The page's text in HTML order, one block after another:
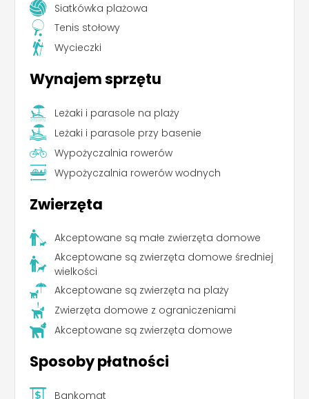
Siatkówka plażowa
Tenis stołowy
Wycieczki
Wynajem sprzętu
Leżaki i parasole na plaży
Leżaki i parasole przy basenie
Wypożyczalnia rowerów
Wypożyczalnia rowerów wodnych
Zwierzęta
Akceptowane są małe zwierzęta domowe
Akceptowane są zwierzęta domowe średniej
wielkości
Akceptowane są zwierzęta na plaży
Zwierzęta domowe z ograniczeniami
Akceptowane są zwierzęta domowe
Sposoby płatności
Bankomat